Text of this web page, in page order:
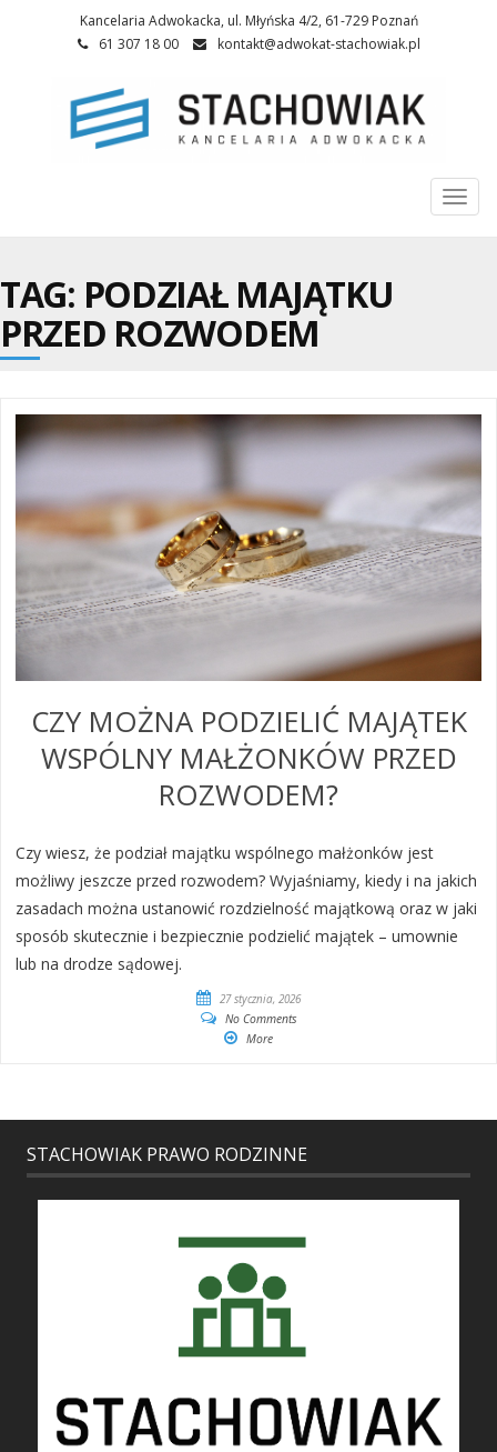
Kancelaria Adwokacka, ul. Młyńska 4/2, 61-729 Poznań
61 307 18 00
kontakt@adwokat-stachowiak.pl
TAG: PODZIAŁ MAJĄTKU
PRZED ROZWODEM
CZY MOŻNA PODZIELIĆ MAJĄTEK
WSPÓLNY MAŁŻONKÓW PRZED
ROZWODEM?
Czy wiesz, że podział majątku wspólnego małżonków jest
możliwy jeszcze przed rozwodem? Wyjaśniamy, kiedy i na jakich
zasadach można ustanowić rozdzielność majątkową oraz w jaki
sposób skutecznie i bezpiecznie podzielić majątek – umownie
lub na drodze sądowej.
27 stycznia, 2026
No Comments
More
STACHOWIAK PRAWO RODZINNE